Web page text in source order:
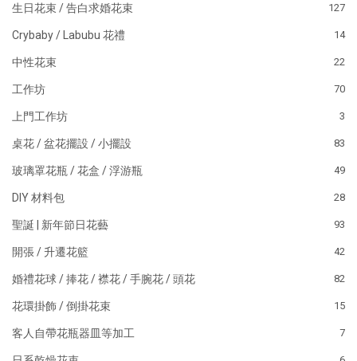
生日花束 / 告白求婚花束 127
Crybaby / Labubu 花禮 14
中性花束 22
工作坊 70
上門工作坊 3
桌花 / 盆花擺設 / 小擺設 83
玻璃罩花瓶 / 花盒 / 浮游瓶 49
DIY 材料包 28
聖誕 | 新年節日花藝 93
開張 / 升遷花籃 42
婚禮花球 / 捧花 / 襟花 / 手腕花 / 頭花 82
花環掛飾 / 倒掛花束 15
客人自帶花瓶器皿等加工 7